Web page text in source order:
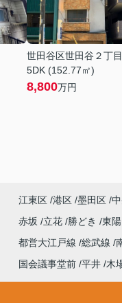
世田谷区世田谷２丁目
5DK (152.77㎡)
8,800万円
江東区 港区 墨田区
赤坂 立花 勝どき 東陽
都営大江戸線 総武線
国会議事堂前 平井 木